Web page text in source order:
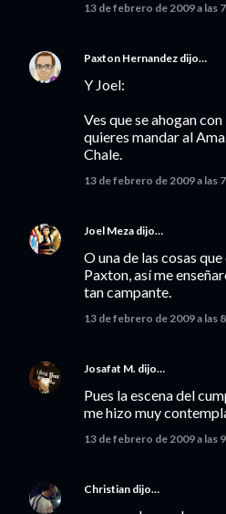
13 de febrero de 2009 a las
Paxton Hernandez dijo…
Y Joel:
Ves que se ahogan con
quieres mandar al
Chale.
13 de febrero de 2009 a las
Joel Meza dijo…
O una de las cosas
Paxton, así me
tan campante.
13 de febrero de 2009 a las
Josafat M. dijo…
Pues la escena del
me hizo muy
13 de febrero de 2009 a las
Christian dijo…